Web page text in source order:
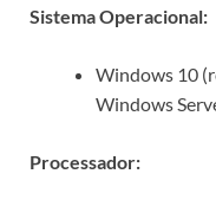
Sistema Operacional:
Windows 10
Windows
Processador: